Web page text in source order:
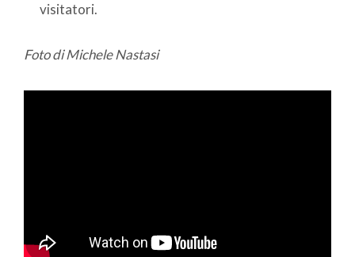
visitatori.
Foto di Michele Nastasi